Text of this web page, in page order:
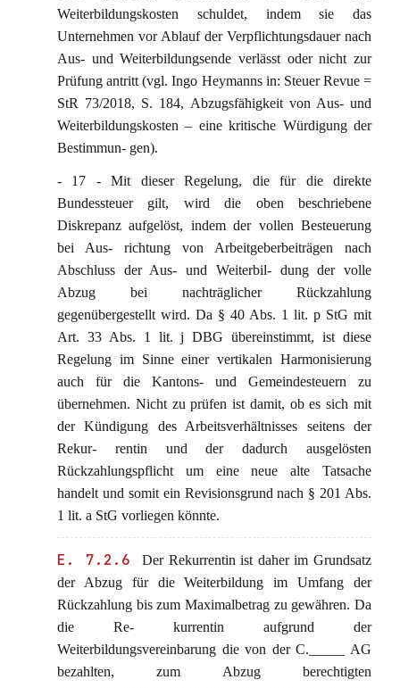
Weiterbildungskosten schuldet, indem sie das
Unternehmen vor Ablauf der Verpflichtungsdauer nach
Aus- und Weiterbildungsende verlässt oder nicht zur
Prüfung antritt (vgl. Ingo Heymanns in: Steuer Revue =
StR 73/2018, S. 184, Abzugsfähigkeit von Aus- und
Weiterbildungskosten – eine kritische Würdigung der
Bestimmun- gen).
- 17 - Mit dieser Regelung, die für die direkte
Bundessteuer gilt, wird die oben beschriebene
Diskrepanz aufgelöst, indem der vollen Besteuerung
bei Aus- richtung von Arbeitgeberbeiträgen nach
Abschluss der Aus- und Weiterbil- dung der volle
Abzug bei nachträglicher Rückzahlung
gegenübergestellt wird. Da § 40 Abs. 1 lit. p StG mit
Art. 33 Abs. 1 lit. j DBG übereinstimmt, ist diese
Regelung im Sinne einer vertikalen Harmonisierung
auch für die Kantons- und Gemeindesteuern zu
übernehmen. Nicht zu prüfen ist damit, ob es sich mit
der Kündigung des Arbeitsverhältnisses seitens der
Rekur- rentin und der dadurch ausgelösten
Rückzahlungspflicht um eine neue alte Tatsache
handelt und somit ein Revisionsgrund nach § 201 Abs.
1 lit. a StG vorliegen könnte.
E. 7.2.6
Der Rekurrentin ist daher im Grundsatz
der Abzug für die Weiterbildung im Umfang der
Rückzahlung bis zum Maximalbetrag zu gewähren. Da
die Re- kurrentin aufgrund der
Weiterbildungsvereinbarung die von der C._____ AG
bezahlten, zum Abzug berechtigten